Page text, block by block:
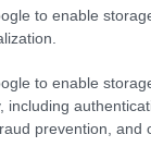
to enable
to enable
including
prevention, and
Cakes